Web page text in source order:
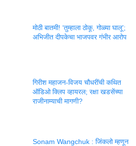
मोठी बातमी! ‘तुम्हाला ठोकू, गोळ्या घालू’;
अभिजीत दीपकेचा भाजपवर गंभीर आरोप
गिरीश महाजन-विजय चौधरींची कथित
ऑडिओ क्लिप व्हायरल; रक्षा खडसेंच्या
राजीनाम्याची मागणी?
Sonam Wangchuk : जिंकलो म्हणून